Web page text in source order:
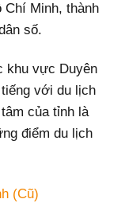
Chí Minh, thành
số.
khu vực Duyên
với du lịch
của tỉnh là
điểm du lịch
(Cũ)